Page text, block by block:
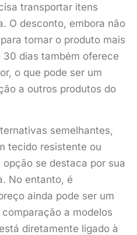
transportar itens
O desconto, embora não
tornar o produto mais
dias também oferece
o que pode ser um
a outros produtos do
semelhantes,
tecido resistente ou
se destaca por sua
No entanto, é
ainda pode ser um
a modelos
diretamente ligado à